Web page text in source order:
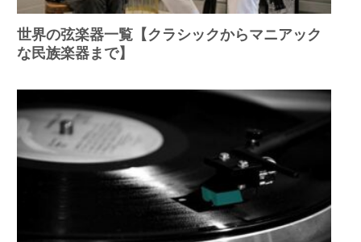
世界の弦楽器一覧【クラシックからマニアック
な民族楽器まで】